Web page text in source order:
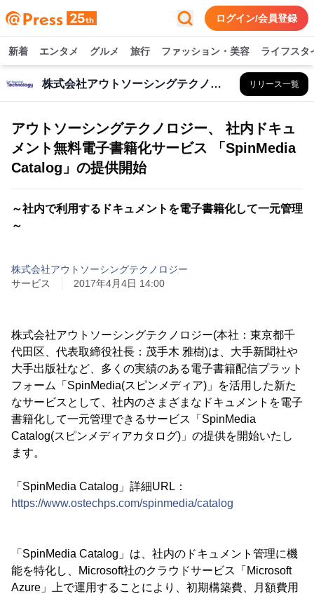
ログイン/会員登録
新着 エンタメ グルメ 旅行 ファッション・美容 ライフスタ
株式会社アウトソーシングテクノロジー リリース一覧
アウトソーシングテクノロジー、 社内ドキュ
メント無料電子書籍化サービス 「SpinMedia
Catalog」の提供開始
～社内で利用するドキュメントを電子書籍化して一元管理
～
株式会社アウトソーシングテクノロジー
サービス
2017年4月4日 14:00
株式会社アウトソーシングテクノロジー(本社：東京都千
代田区、代表取締役社長：茂手木 雅樹)は、大手新聞社や
大手出版社など、多くの実績のある電子書籍配信プラット
フォーム「SpinMedia(スピンメディア)」を活用した新た
なサービスとして、社内のさまざまなドキュメントを電子
書籍化して一元管理できるサービス「SpinMedia
Catalog(スピンメディアカタログ)」の提供を開始いたし
ます。
「SpinMedia Catalog」詳細URL：
https://www.ostechps.com/spinmedia/catalog
「SpinMedia Catalog」は、社内のドキュメント管理に機
能を特化し、Microsoft社のクラウドサービス「Microsoft
Azure」上で運用することにより、初期構築費、月額費用